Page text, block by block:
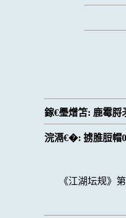
鎵€璺熷笘: 鹿霉脟
浣滆€�:掳脽脰帽
《江湖坛规》